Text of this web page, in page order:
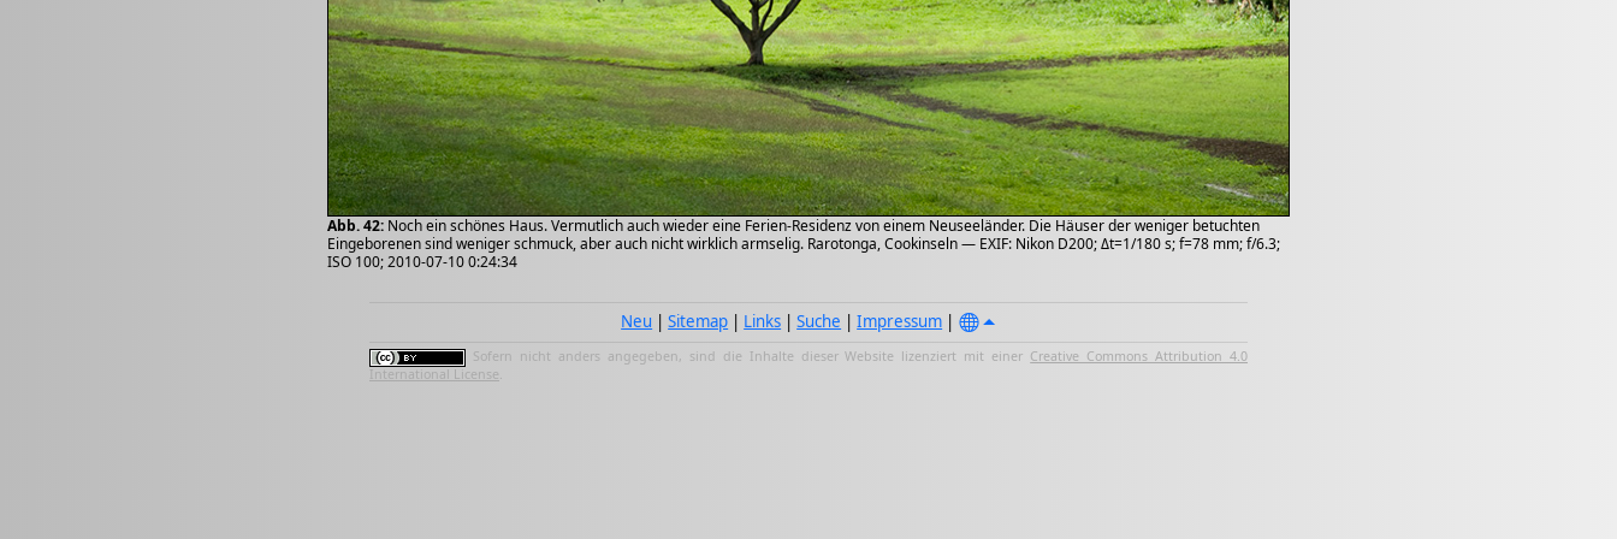
Abb. 42: Noch ein schönes Haus. Vermutlich auch wieder eine Ferien-Residenz von einem Neuseeländer. Die Häuser der weniger betuchten
Eingeborenen sind weniger schmuck, aber auch nicht wirklich armselig. Rarotonga, Cookinseln — EXIF: Nikon D200; Δt=1/180 s; f=78 mm; f/6.3;
ISO 100; 2010-07-10 0:24:34
Neu |Sitemap | Links |Suche |Impressum |
Sofern nicht anders angegeben, sind die Inhalte dieser Website lizenziert mit einer Creative Commons Attribution 4.0
International License